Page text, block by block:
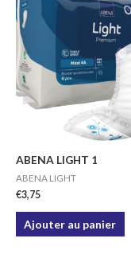
ABENA LIGHT 1
ABENA LIGHT
€3,75
Ajouter au panier